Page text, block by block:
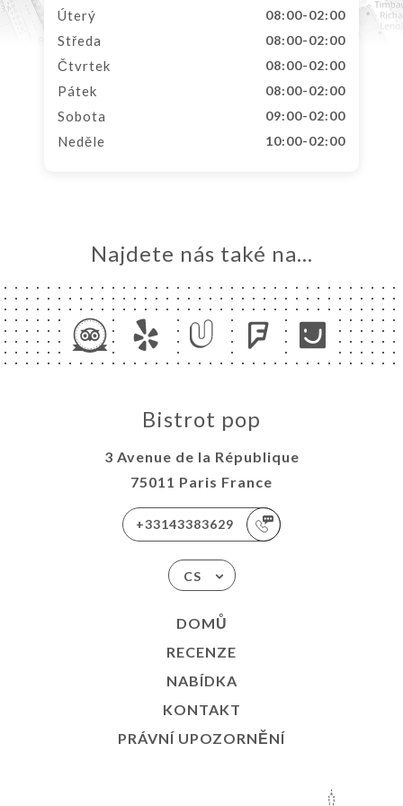
Úterý 08:00-02:00
Středa 08:00-02:00
Čtvrtek 08:00-02:00
Pátek 08:00-02:00
Sobota 09:00-02:00
Neděle 10:00-02:00
Najdete nás také na...
Bistrot pop
3 Avenue de la République
75011 Paris France
+33143383629
CS
DOMŮ
RECENZE
NABÍDKA
KONTAKT
PRÁVNÍ UPOZORNĚNÍ